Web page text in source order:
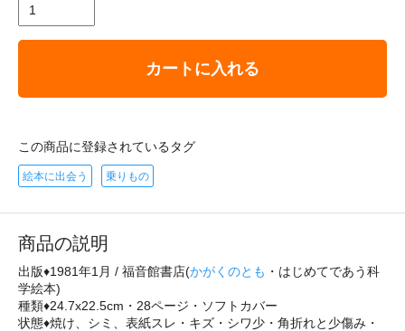
カートに入れる
この商品に登録されているタグ
絵本に出会う 乗りもの
商品の説明
出版♦1981年1月 / 福音館書店(かがくのとも ・はじめてであう科
学絵本)
種類♦24.7x22.5cm・28ページ・ソフトカバー
状態♦焼け、シミ、表紙スレ・キズ・シワ少・角折れと少傷み・